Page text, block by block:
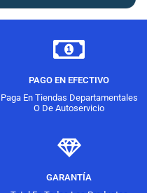
PAGO EN EFECTIVO
Paga En Tiendas Departamentales
O De Autoservicio
GARANTÍA